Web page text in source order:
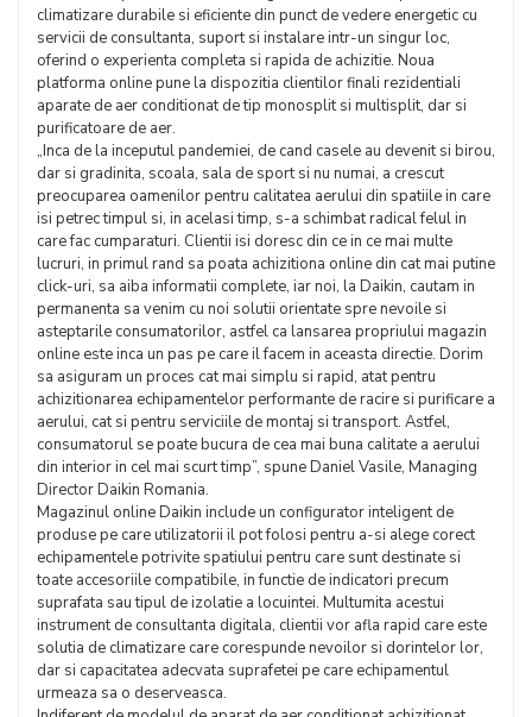
climatizare durabile si eficiente din punct de vedere energetic cu
servicii de consultanta, suport si instalare intr-un singur loc,
oferind o experienta completa si rapida de achizitie. Noua
platforma online pune la dispozitia clientilor finali rezidentiali
aparate de aer conditionat de tip monosplit si multisplit, dar si
purificatoare de aer.
„Inca de la inceputul pandemiei, de cand casele au devenit si birou,
dar si gradinita, scoala, sala de sport si nu numai, a crescut
preocuparea oamenilor pentru calitatea aerului din spatiile in care
isi petrec timpul si, in acelasi timp, s-a schimbat radical felul in
care fac cumparaturi. Clientii isi doresc din ce in ce mai multe
lucruri, in primul rand sa poata achizitiona online din cat mai putine
click-uri, sa aiba informatii complete, iar noi, la Daikin, cautam in
permanenta sa venim cu noi solutii orientate spre nevoile si
asteptarile consumatorilor, astfel ca lansarea propriului magazin
online este inca un pas pe care il facem in aceasta directie. Dorim
sa asiguram un proces cat mai simplu si rapid, atat pentru
achizitionarea echipamentelor performante de racire si purificare a
aerului, cat si pentru serviciile de montaj si transport. Astfel,
consumatorul se poate bucura de cea mai buna calitate a aerului
din interior in cel mai scurt timp”, spune Daniel Vasile, Managing
Director Daikin Romania.
Magazinul online Daikin include un configurator inteligent de
produse pe care utilizatorii il pot folosi pentru a-si alege corect
echipamentele potrivite spatiului pentru care sunt destinate si
toate accesoriile compatibile, in functie de indicatori precum
suprafata sau tipul de izolatie a locuintei. Multumita acestui
instrument de consultanta digitala, clientii vor afla rapid care este
solutia de climatizare care corespunde nevoilor si dorintelor lor,
dar si capacitatea adecvata suprafetei pe care echipamentul
urmeaza sa o deserveasca.